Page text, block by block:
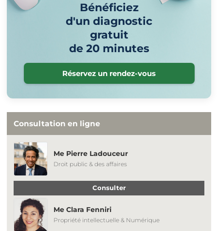
Bénéficiez
d'un diagnostic
gratuit
de 20 minutes
Réservez un rendez-vous
Consultation en ligne
Me Pierre Ladouceur
Droit public & des affaires
Consulter
Me Clara Fenniri
Propriété intellectuelle & Numérique